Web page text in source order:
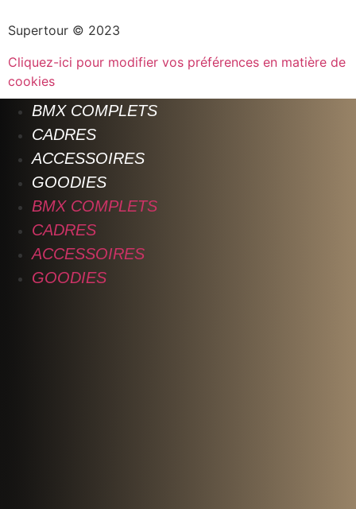
Supertour © 2023
Cliquez-ici pour modifier vos préférences en matière de
cookies
BMX COMPLETS
CADRES
ACCESSOIRES
GOODIES
BMX COMPLETS
CADRES
ACCESSOIRES
GOODIES